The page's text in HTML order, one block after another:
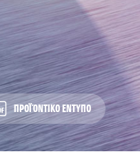
ΠΡΟΪΌΝΤΙΚΟ ΕΝΤΥΠΟ